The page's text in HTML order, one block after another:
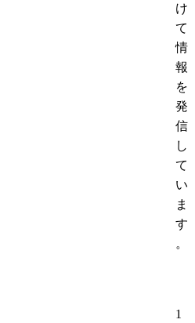
け
て
情
報
を
発
信
し
て
い
ま
す
。
1